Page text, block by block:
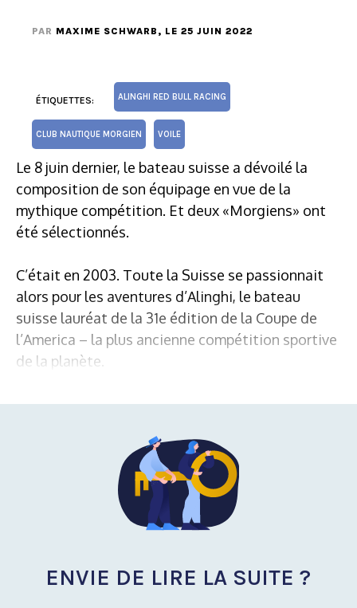
PAR MAXIME SCHWARB , LE 25 JUIN 2022
ÉTIQUETTES: ALINGHI RED BULL RACING
CLUB NAUTIQUE MORGIEN VOILE
Le 8 juin dernier, le bateau suisse a dévoilé la
composition de son équipage en vue de la
mythique compétition. Et deux «Morgiens» ont
été sélectionnés.
C’était en 2003. Toute la Suisse se passionnait
alors pour les aventures d’Alinghi, le bateau
suisse lauréat de la 31e édition de la Coupe de
l’America – la plus ancienne compétition sportive
de la planète.
ENVIE DE LIRE LA SUITE ?